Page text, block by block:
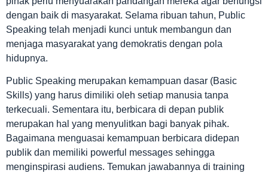
dengan baik di masyarakat. Selama ribuan tahun, Public
Speaking telah menjadi kunci untuk membangun dan
menjaga masyarakat yang demokratis dengan pola
hidupnya.
Public Speaking merupakan kemampuan dasar (Basic
Skills) yang harus dimiliki oleh setiap manusia tanpa
terkecuali. Sementara itu, berbicara di depan publik
merupakan hal yang menyulitkan bagi banyak pihak.
Bagaimana menguasai kemampuan berbicara didepan
publik dan memiliki powerful messages sehingga
menginspirasi audiens. Temukan jawabannya di training